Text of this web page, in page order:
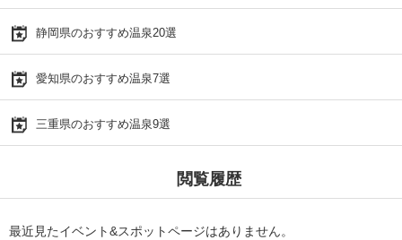
静岡県のおすすめ温泉20選
愛知県のおすすめ温泉7選
三重県のおすすめ温泉9選
閲覧履歴
最近見たイベント&スポットページはありません。